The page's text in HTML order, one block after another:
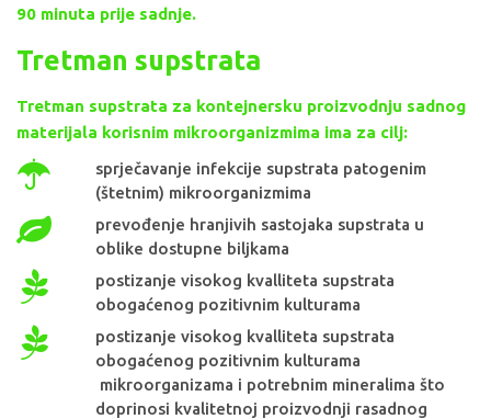
90 minuta prije sadnje.
Tretman supstrata
Tretman supstrata za kontejnersku proizvodnju sadnog
materijala korisnim mikroorganizmima ima za cilj:
sprječavanje infekcije supstrata patogenim
(štetnim) mikroorganizmima
prevođenje hranjivih sastojaka supstrata u
oblike dostupne biljkama
postizanje visokog kvalliteta supstrata
obogaćenog pozitivnim kulturama
postizanje visokog kvalliteta supstrata
obogaćenog pozitivnim kulturama
mikroorganizama i potrebnim mineralima što
doprinosi kvalitetnoj proizvodnji rasadnog